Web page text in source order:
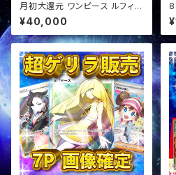
月初大還元 ワンピース ルフィ確
定 超アド確定福袋 オリパ
¥40,000